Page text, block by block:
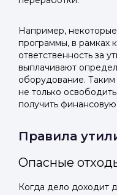
или
Войти в
или
Войти в
Например,
программы, в рамках
ответственность за
выплачивают
оборудование. Таким
не только
получить
Правила
Опасные
Когда дело доходит